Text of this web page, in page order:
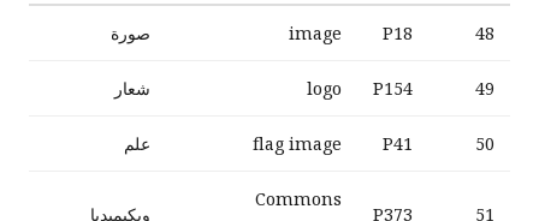
48
P18
image صورة
49
P154
logo شعار
50
P41
flag image علم
51
P373
Commons
ويكيميديا